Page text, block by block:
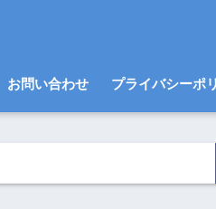
お問い合わせ プライバシーポ